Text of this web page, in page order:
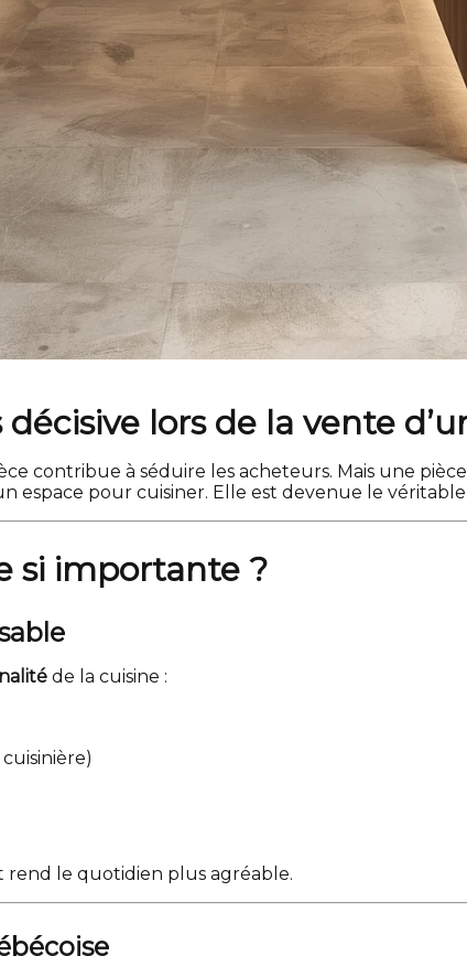
lors de la vente
contribue à séduire les acheteurs. Mais une
espace pour cuisiner. Elle est devenue le véritable
si importante ?
de la cuisine :
rend le quotidien plus agréable.